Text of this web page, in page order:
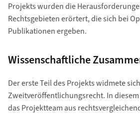
Projekts wurden die
Rechtsgebieten erörtert, die sich bei
Publikationen ergeben.
Wissenschaftliche
Der erste Teil des Projekts widmete
Zweitveröffentlichungsrecht. In
das Projektteam aus